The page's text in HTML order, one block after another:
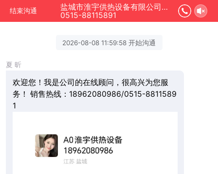
结束沟通
盐城市淮宇供热设备有限公司正在为您服务
0515-88115891
2026-08-08 11:59:58 开始沟通
夏 昕
欢迎您！我是公司的在线顾问，很高兴为您服
务！ 销售热线：18962080986/0515-8811589
1